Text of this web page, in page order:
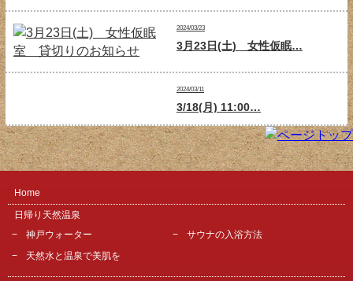
2024/03/23
3月23日(土) 女性仮眠…
2024/03/11
3/18(月) 11:00…
Home
日帰り天然温泉
神戸ウォーター
サウナの入浴方法
天然水と温泉で美肌を